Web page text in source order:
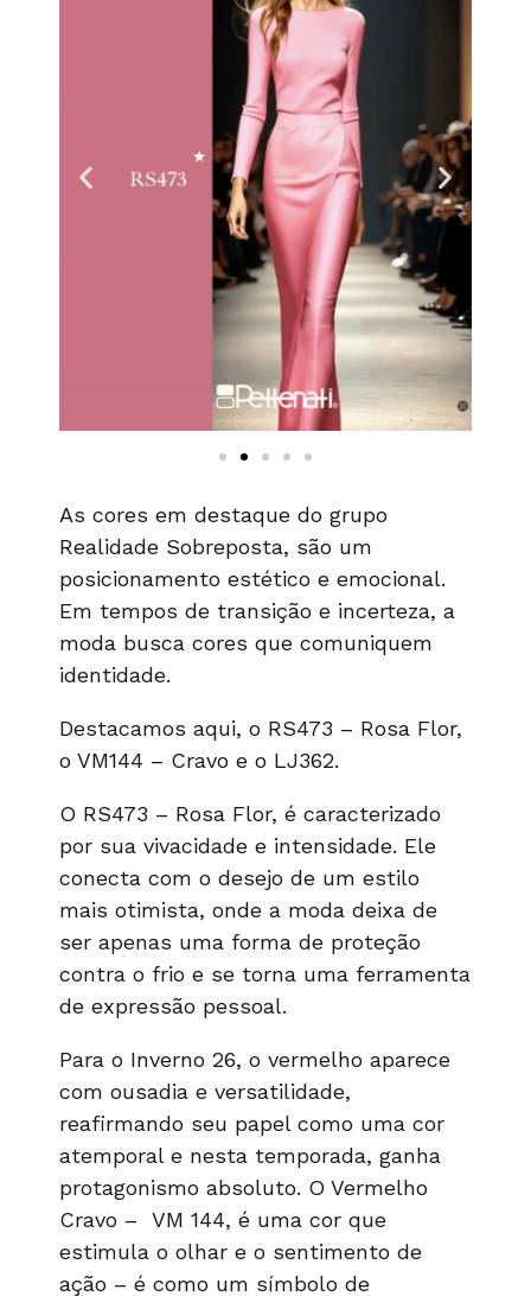
As cores em destaque do grupo
Realidade Sobreposta, são um
posicionamento estético e emocional.
Em tempos de transição e incerteza, a
moda busca cores que comuniquem
identidade.
Destacamos aqui, o RS473 – Rosa Flor,
o VM144 – Cravo e o LJ362.
O RS473 – Rosa Flor, é caracterizado
por sua vivacidade e intensidade. Ele
conecta com o desejo de um estilo
mais otimista, onde a moda deixa de
ser apenas uma forma de proteção
contra o frio e se torna uma ferramenta
de expressão pessoal.
Para o Inverno 26, o vermelho aparece
com ousadia e versatilidade,
reafirmando seu papel como uma cor
atemporal e nesta temporada, ganha
protagonismo absoluto. O Vermelho
Cravo – VM 144, é uma cor que
estimula o olhar e o sentimento de
ação – é como um símbolo de